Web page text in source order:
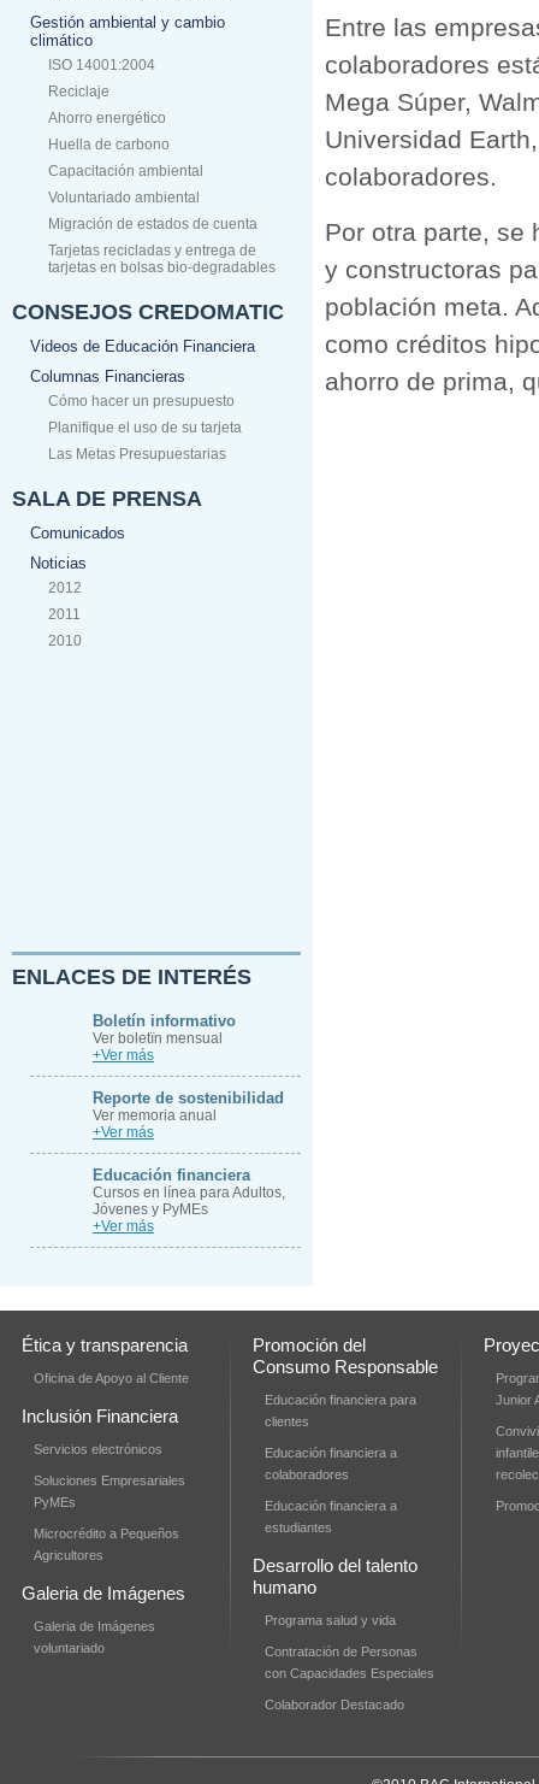
Gestión ambiental y cambio
climático
ISO 14001:2004
Reciclaje
Ahorro energético
Huella de carbono
Capacitación ambiental
Voluntariado ambiental
Migración de estados de cuenta
Tarjetas recicladas y entrega de
tarjetas en bolsas bio-degradables
CONSEJOS CREDOMATIC
Videos de Educación Financiera
Columnas Financieras
Cómo hacer un presupuesto
Planifique el uso de su tarjeta
Las Metas Presupuestarias
SALA DE PRENSA
Comunicados
Noticias
2012
2011
2010
ENLACES DE INTERÉS
Boletín informativo
Ver boletïn mensual
+Ver más
Reporte de sostenibilidad
Ver memoria anual
+Ver más
Educación financiera
Cursos en línea para Adultos,
Jóvenes y PyMEs
+Ver más
Entre las
colaboradores
Mega Súper,
Universidad
colaboradores.
Por otra parte, se
y constructoras
población meta.
como créditos
ahorro de prima,
Ética y transparencia
Oficina de Apoyo al Cliente
Inclusión Financiera
Servicios electrónicos
Soluciones Empresariales
PyMEs
Microcrédito a Pequeños
Agricultores
Galeria de Imágenes
Galeria de Imágenes
voluntariado
Promoción del
Consumo Responsable
Educación financiera para
clientes
Educación financiera a
colaboradores
Educación financiera a
estudiantes
Desarrollo del talento
humano
Programa salud y vida
Contratación de Personas
con Capacidades Especiales
Colaborador Destacado
Junior